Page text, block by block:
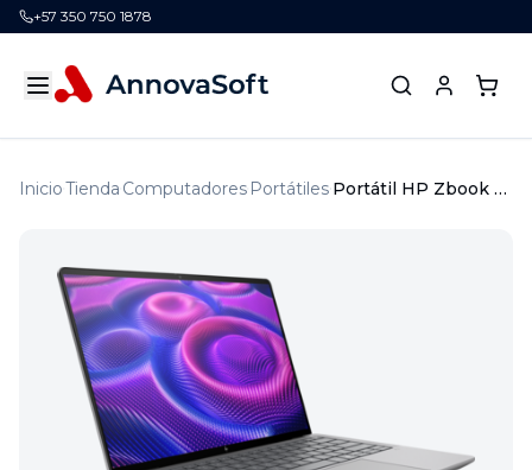
+57 350 750 1878
InicioTienda Computadores Portátiles Portátil HP Zbook Ultra G1a AMD Ryzen AI Max+ 395 64GB 1TB Radeon 8060S Windows 11 Pro 1Y Precio antes de IVA